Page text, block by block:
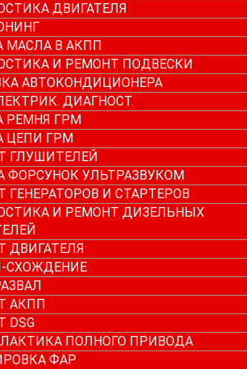
ДВИГАТЕЛЯ
МАСЛА В АКПП
И РЕМОНТ ПОДВЕСКИ
АВТОКОНДИЦИОНЕРА
ДИАГНОСТ.
РЕМНЯ ГРМ
ЦЕПИ ГРМ
ГЛУШИТЕЛЕЙ
ФОРСУНОК УЛЬТРАЗВУКОМ
ГЕНЕРАТОРОВ И СТАРТЕРОВ
И РЕМОНТ ДИЗЕЛЬНЫХ
ДВИГАТЕЛЯ
СХОЖДЕНИЕ
АКПП
DSG
ПОЛНОГО ПРИВОДА
ФАР